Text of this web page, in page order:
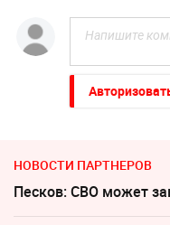
НОВОСТИ ПАРТНЕРОВ
Песков: СВО может